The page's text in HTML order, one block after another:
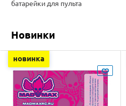
батарейки для пульта
Новинки
новинка